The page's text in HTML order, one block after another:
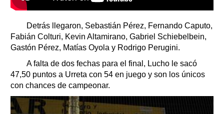
Detrás llegaron, Sebastián Pérez, Fernando Caputo,
Fabián Colturi, Kevin Altamirano, Gabriel Schiebelbein,
Gastón Pérez, Matías Oyola y Rodrigo Perugini.
A falta de dos fechas para el final, Lucho le sacó
47,50 puntos a Urreta con 54 en juego y son los únicos
con chances de campeonar.